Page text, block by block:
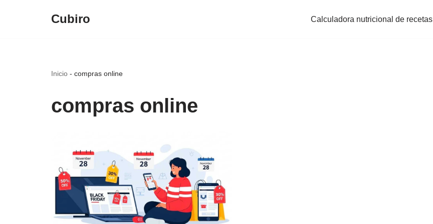
Cubiro Calculadora nutricional de recetas
Inicio - compras online
compras online